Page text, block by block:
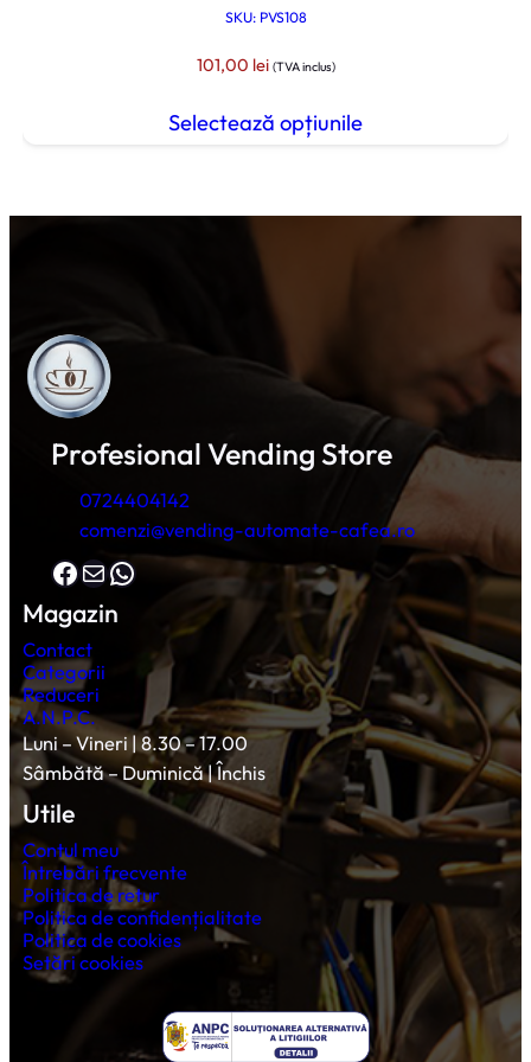
SKU: PVS108
101,00 lei (TVA inclus)
Selectează opțiunile
Profesional Vending Store
0724404142
comenzi@vending-automate-cafea.ro
Facebook Mail WhatsApp
Magazin
Contact
Categorii
Reduceri
A.N.P.C.
Luni – Vineri | 8.30 – 17.00
Sâmbătă – Duminică | Închis
Utile
Contul meu
Întrebări frecvente
Politica de retur
Politica de confidențialitate
Politica de cookies
Setări cookies